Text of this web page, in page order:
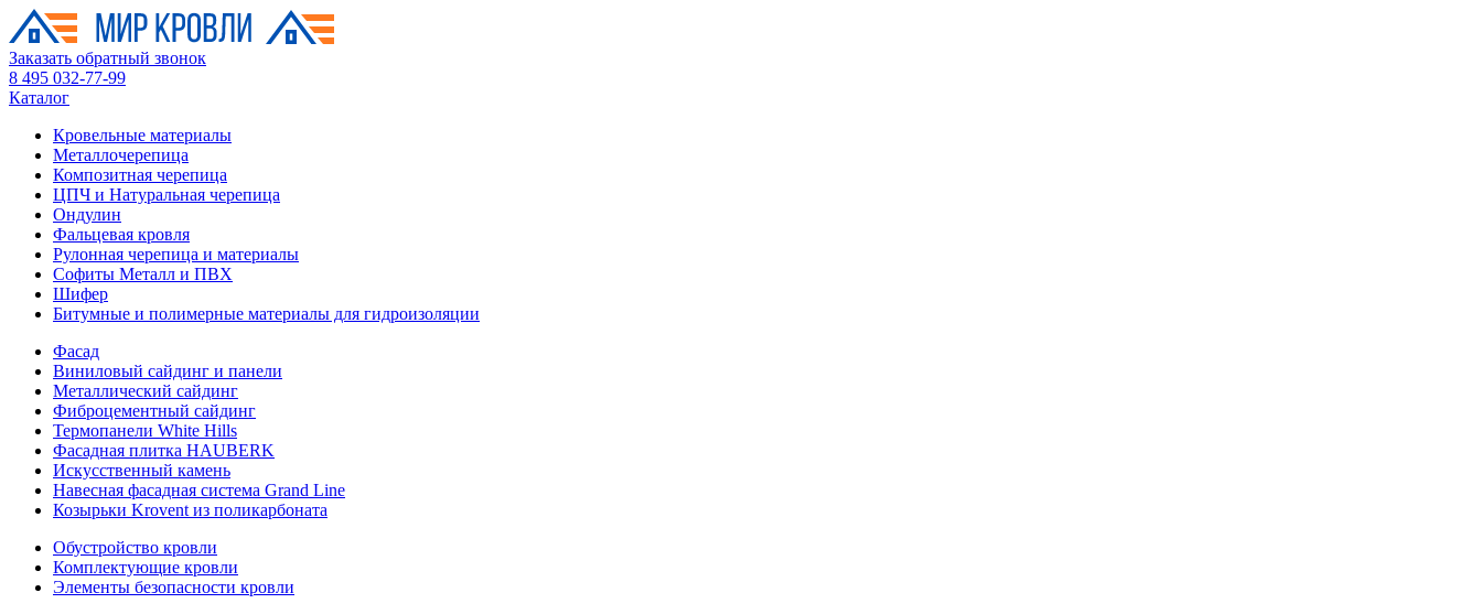
Заказать обратный звонок
8 495 032-77-99
Каталог
Кровельные материалы
Металлочерепица
Композитная черепица
ЦПЧ и Натуральная черепица
Ондулин
Фальцевая кровля
Рулонная черепица и материалы
Софиты Металл и ПВХ
Шифер
Битумные и полимерные материалы для гидроизоляции
Фасад
Виниловый сайдинг и панели
Металлический сайдинг
Фиброцементный сайдинг
Термопанели White Hills
Фасадная плитка HAUBERK
Искусственный камень
Навесная фасадная система Grand Line
Козырьки Krovent из поликарбоната
Обустройство кровли
Комплектующие кровли
Элементы безопасности кровли